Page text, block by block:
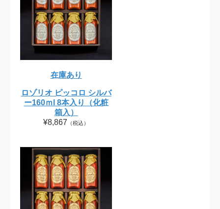
在庫あり
ロゾリオ ピッコロ シルバ
ー160ｍl 8本入り（化粧
箱入）
¥8,867 （税込）